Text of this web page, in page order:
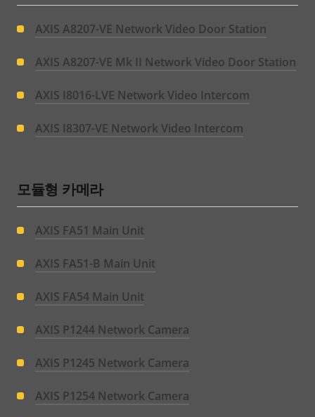
AXIS A8207-VE Network Video Door Station
AXIS A8207-VE Mk II Network Video Door Station
AXIS I8016-LVE Network Video Intercom
AXIS I8307-VE Network Video Intercom
모듈형 카메라
AXIS FA51 Main Unit
AXIS FA51-B Main Unit
AXIS FA54 Main Unit
AXIS P1244 Network Camera
AXIS P1245 Network Camera
AXIS P1254 Network Camera